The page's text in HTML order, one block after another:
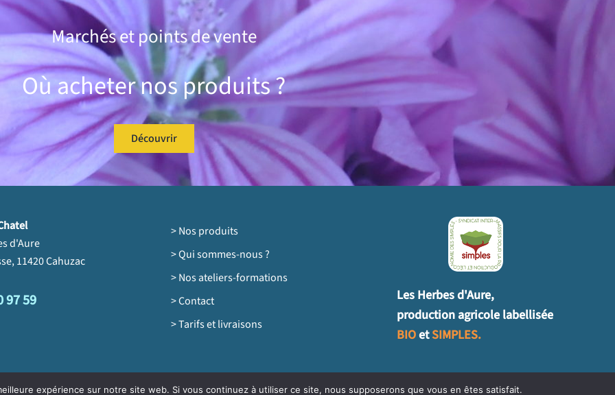
Marchés et points de vente
Où acheter nos produits ?
Découvrir
d'Aure
11420 Cahuzac
97 59
> Nos produits
> Qui sommes-nous ?
> Nos ateliers-formations
> Contact
> Tarifs et livraisons
Les Herbes d'Aure,
production agricole labellisée
BIOetSIMPLES.
expérience sur notre site web. Si vous continuez à utiliser ce site, nous supposerons que vous en êtes satisfait.